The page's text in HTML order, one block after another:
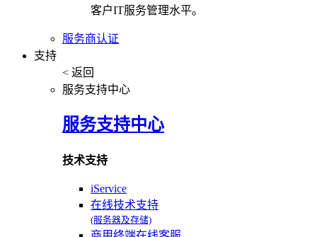
客户IT服务管理水平。
服务商认证
支持
< 返回
服务支持中心
服务支持中心
技术支持
iService
在线技术支持
(服务器及存储)